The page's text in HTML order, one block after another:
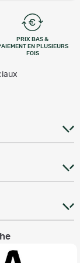
PRIX BAS &
EN PLUSIEURS
FOIS